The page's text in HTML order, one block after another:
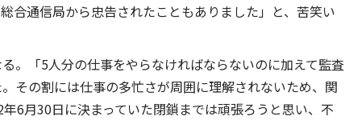
合通信局から忠告されたこともありました」と、苦笑い
。「5人分の仕事をやらなければならないのに加えて監査
その割には仕事の多忙さが周囲に理解されないため、関
6月30日に決まっていた閉鎖までは頑張ろうと思い、不